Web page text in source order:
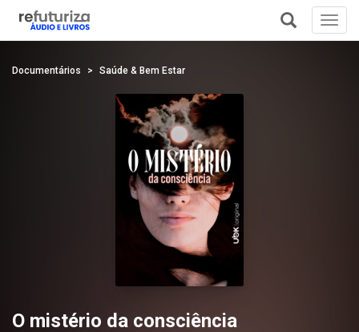
Documentários Saúde & Bem Estar
O mistério da consciência